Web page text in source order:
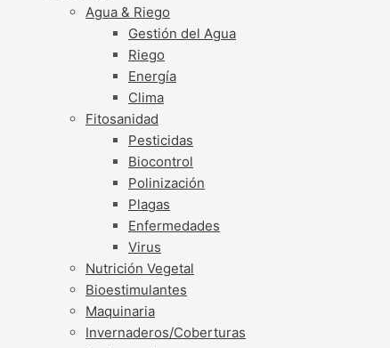
Agua & Riego
Gestión del Agua
Riego
Energía
Clima
Fitosanidad
Pesticidas
Biocontrol
Polinización
Plagas
Enfermedades
Virus
Nutrición Vegetal
Bioestimulantes
Maquinaria
Invernaderos/Coberturas